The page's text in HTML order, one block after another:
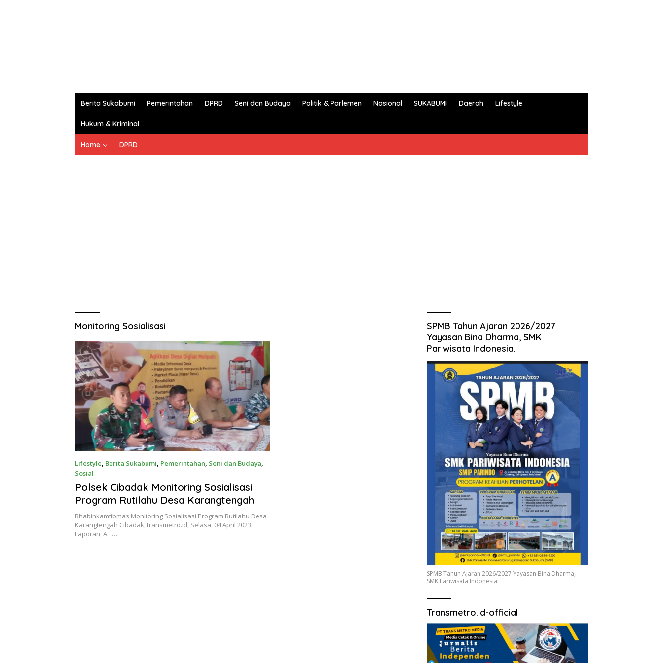
Berita Sukabumi Pemerintahan DPRD Seni dan Budaya Politik & Parlemen Nasional SUKABUMI Daerah Lifestyle
Hukum & Kriminal
Home DPRD
Monitoring Sosialisasi
Lifestyle, Berita Sukabumi, Pemerintahan, Seni dan Budaya,
Sosial
5 April 2023
Polsek Cibadak Monitoring Sosialisasi
Program Rutilahu Desa Karangtengah
Bhabinkamtibmas Monitoring Sosialisasi Program Rutilahu Desa
Karangtengah Cibadak, transmetro.id, Selasa, 04 April 2023.
Laporan, A.T….
SPMB Tahun Ajaran 2026/2027
Yayasan Bina Dharma, SMK
Pariwisata Indonesia.
SPMB Tahun Ajaran 2026/2027 Yayasan Bina Dharma,
SMK Pariwisata Indonesia.
Transmetro.id-official